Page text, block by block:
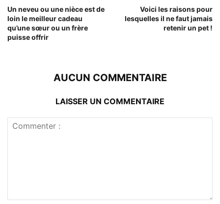
Un neveu ou une nièce est de
loin le meilleur cadeau
qu’une sœur ou un frère
puisse offrir
Voici les raisons pour
lesquelles il ne faut jamais
retenir un pet !
AUCUN COMMENTAIRE
LAISSER UN COMMENTAIRE